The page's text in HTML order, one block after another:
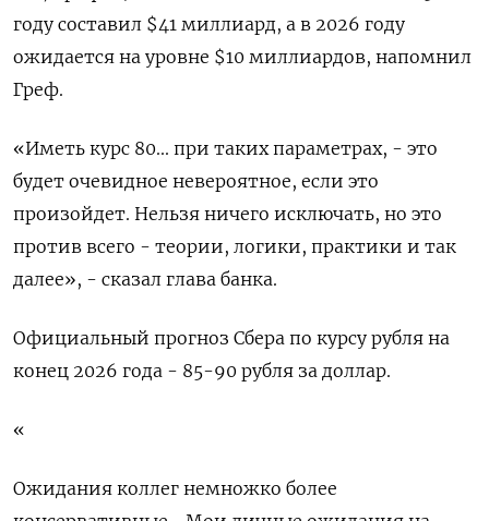
году составил $41 миллиард, а в 2026 ​году
ожидается ⁠на уровне $10 миллиардов, напомнил
Греф.
«Иметь курс 80... при таких параметрах, - это
будет очевидное невероятное, если ‌это
произойдет. Нельзя ничего исключать, но это
против ‌всего - теории, логики, практики и так
далее», - сказал глава банка.
Официальный прогноз Сбера по курсу рубля на
конец 2026 ​года - 85-90 рубля за доллар.
«
Ожидания коллег немножко более